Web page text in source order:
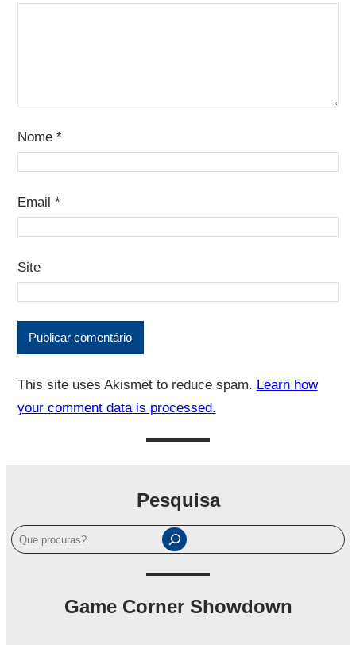
Nome *
Email *
Site
This site uses Akismet to reduce spam. Learn how
your comment data is processed.
Pesquisa
P
e
Game Corner Showdown